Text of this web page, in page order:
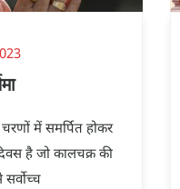
में समर्पित होकर
है जो कालचक्र की